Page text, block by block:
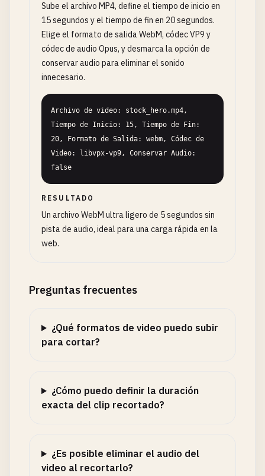
Sube el archivo MP4, define el tiempo de inicio en
15 segundos y el tiempo de fin en 20 segundos.
Elige el formato de salida WebM, códec VP9 y
códec de audio Opus, y desmarca la opción de
conservar audio para eliminar el sonido
innecesario.
Archivo de video: stock_hero.mp4,
Tiempo de Inicio: 15, Tiempo de Fin:
20, Formato de Salida: webm, Códec de
Video: libvpx-vp9, Conservar Audio:
false
RESULTADO
Un archivo WebM ultra ligero de 5 segundos sin
pista de audio, ideal para una carga rápida en la
web.
Preguntas frecuentes
¿Qué formatos de video puedo subir
para cortar?
¿Cómo puedo definir la duración
exacta del clip recortado?
¿Es posible eliminar el audio del
video al recortarlo?